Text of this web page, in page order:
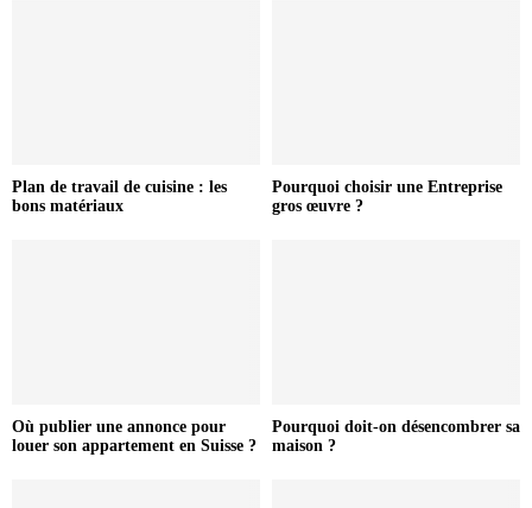
Plan de travail de cuisine : les
bons matériaux
Pourquoi choisir une Entreprise
gros œuvre ?
Où publier une annonce pour
louer son appartement en Suisse ?
Pourquoi doit-on désencombrer sa
maison ?